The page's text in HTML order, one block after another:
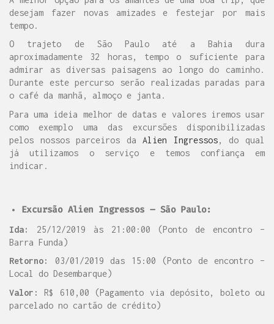
desejam fazer novas amizades e festejar por mais
tempo.
O trajeto de São Paulo até a Bahia dura
aproximadamente 32 horas, tempo o suficiente para
admirar as diversas paisagens ao longo do caminho.
Durante este percurso serão realizadas paradas para
o café da manhã, almoço e janta.
Para uma ideia melhor de datas e valores iremos usar
como exemplo uma das excursões disponibilizadas
pelos nossos parceiros daAlien Ingressos, do qual
já utilizamos o serviço e temos confiança em
indicar.
Excursão Alien Ingressos – São Paulo:
Ida:
25/12/2019 às 21:00:00 (Ponto de encontro –
Barra Funda)
Retorno:
03/01/2019 das 15:00 (Ponto de encontro –
Local do Desembarque)
Valor:
R$ 610,00 (Pagamento via depósito, boleto ou
parcelado no cartão de crédito)